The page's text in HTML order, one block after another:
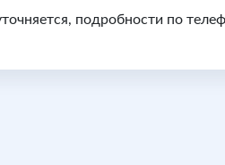
подробности по